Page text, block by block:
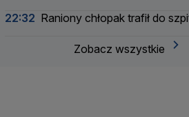
22:32 Raniony chłopak trafił do
Zobacz wszystkie